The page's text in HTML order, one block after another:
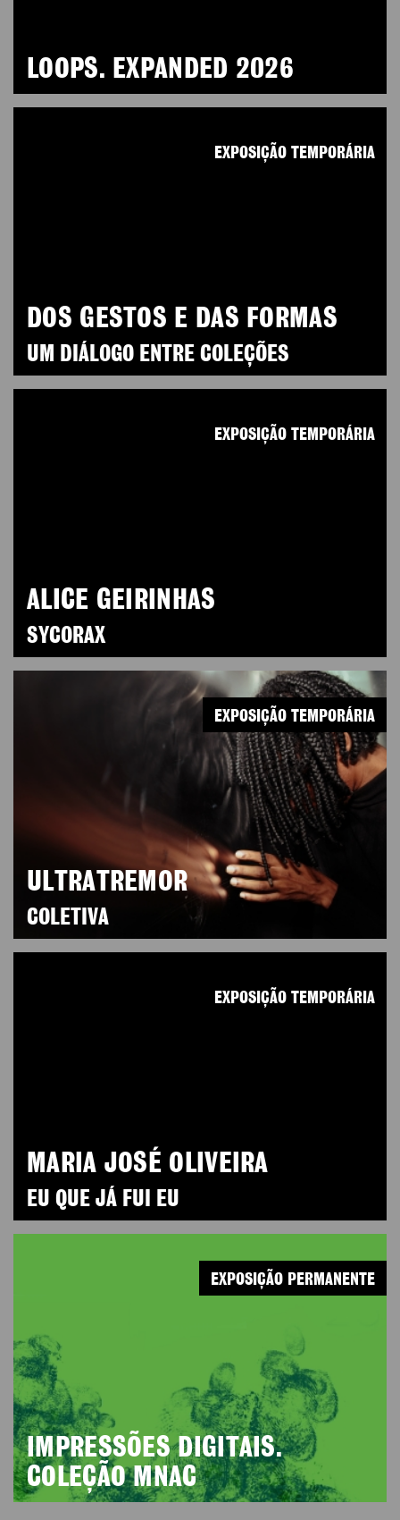
LOOPS. EXPANDED 2026
DOS GESTOS E DAS FORMAS
UM DIÁLOGO ENTRE COLEÇÕES
EXPOSIÇÃO TEMPORÁRIA
ALICE GEIRINHAS
SYCORAX
EXPOSIÇÃO TEMPORÁRIA
ULTRATREMOR
COLETIVA
EXPOSIÇÃO TEMPORÁRIA
MARIA JOSÉ OLIVEIRA
EU QUE JÁ FUI EU
EXPOSIÇÃO TEMPORÁRIA
IMPRESSÕES DIGITAIS.
COLEÇÃO MNAC
EXPOSIÇÃO PERMANENTE